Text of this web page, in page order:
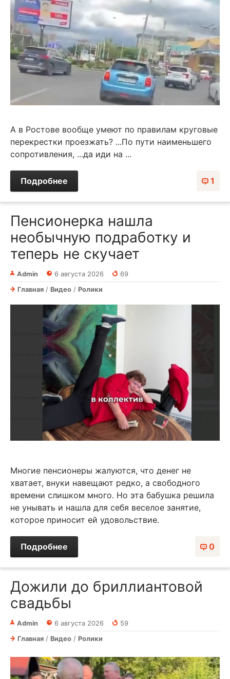
А в Ростове вообще умеют по правилам круговые
перекрестки проезжать? ...По пути наименьшего
сопротивления, ...да иди на ...
1
Подробнее
Пенсионерка нашла
необычную подработку и
теперь не скучает
Admin 6 августа 2026
69
Главная / Видео / Ролики
Многие пенсионеры жалуются, что денег не
хватает, внуки навещают редко, а свободного
времени слишком много. Но эта бабушка решила
не унывать и нашла для себя веселое занятие,
которое приносит ей удовольствие.
0
Подробнее
Дожили до бриллиантовой
свадьбы
Admin 6 августа 2026
59
Главная / Видео / Ролики